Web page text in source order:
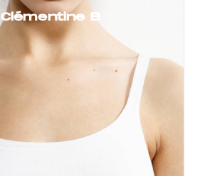
Clémentine B